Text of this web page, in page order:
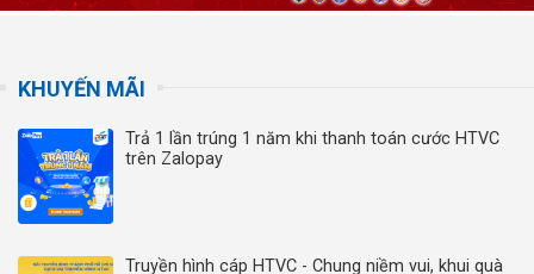
KHUYẾN MÃI
Trả 1 lần trúng 1 năm khi thanh toán cước HTVC
trên Zalopay
Truyền hình cáp HTVC - Chung niềm vui, khui quà